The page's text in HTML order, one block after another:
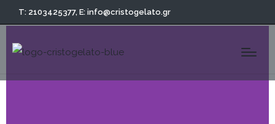
T: 2103425377, E: info@cristogelato.gr